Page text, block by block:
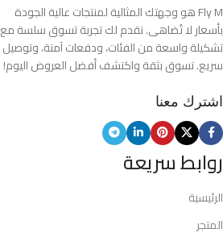
Fly M هو وجهتك المثالية لمنتجات عالية الجودة
بأسعار لا تُضاهى. نقدم لك تجربة تسوق سلسة مع
تشكيلة واسعة من الفئات، ودفعات آمنة، وتوصيل
سريع. تسوق بثقة واكتشف أفضل العروض اليوم!
اشترك معنا
روابط سريعة
الرئيسية
المتجر